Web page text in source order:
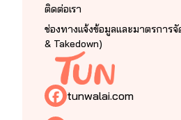
ติดต่อเรา
ช่องทางแจ้งข้อมูลและมาตรการ
& Takedown)
tunwalai.com